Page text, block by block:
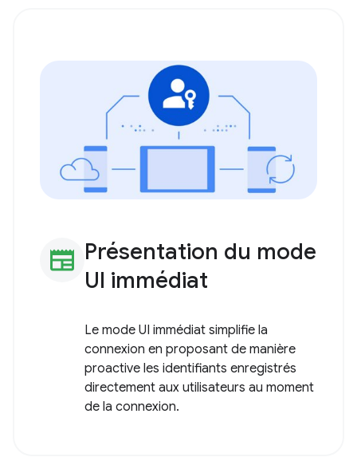
newspaper Présentation du mode
UI immédiat
Le mode UI immédiat simplifie la
connexion en proposant de manière
proactive les identifiants enregistrés
directement aux utilisateurs au moment
de la connexion.